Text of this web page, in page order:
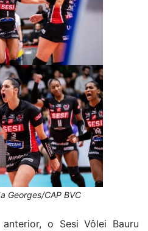
Georges/CAP BVC
o Sesi Vôlei Bauru